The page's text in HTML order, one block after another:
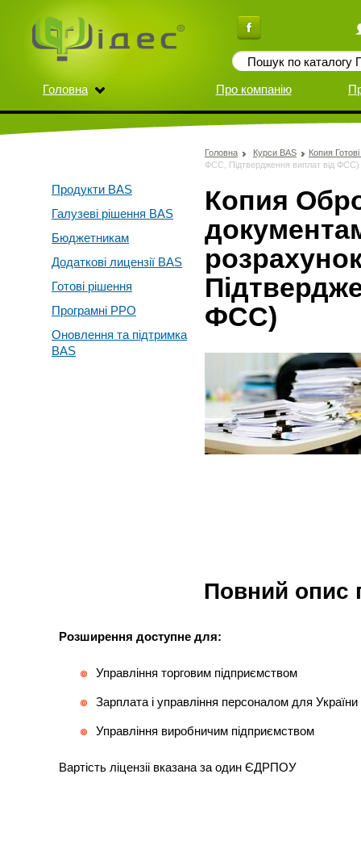
Головна Про компанію
Продукти BAS
Галузеві рішення BAS
Бюджетникам
Додаткові лицензії BAS
Готові рішення
Програмні РРО
Оновлення та підтримка
BAS
Головна Курси BAS
Копия
ФСС, Підтвердження виплат від ФСС)
Копия
ФСС)
Повний опис
Розширення доступне для:
Управління торговим підприємством
Зарплата і управління персоналом для України
Управління виробничим підприємством
Вартість ліцензіі вказана за один ЄДРПОУ